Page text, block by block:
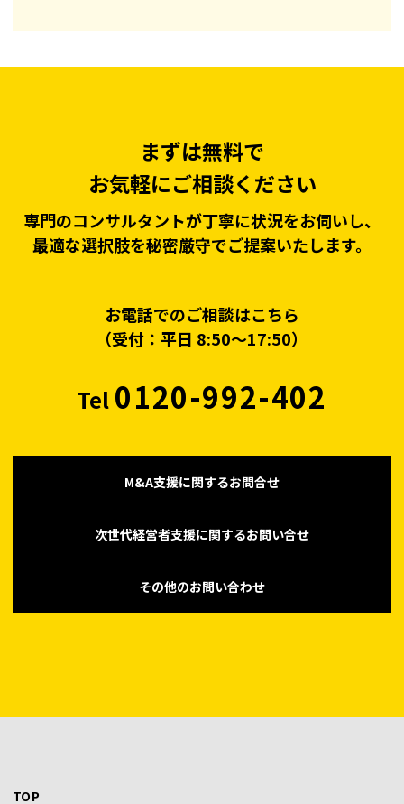
まずは無料で
お気軽にご相談ください
専門のコンサルタントが丁寧に状況をお伺いし、
最適な選択肢を秘密厳守でご提案いたします。
お電話でのご相談はこちら
（受付：平日 8:50〜17:50）
Tel0120-992-402
M&A支援に関するお問合せ
次世代経営者支援に関するお問い合せ
その他のお問い合わせ
TOP